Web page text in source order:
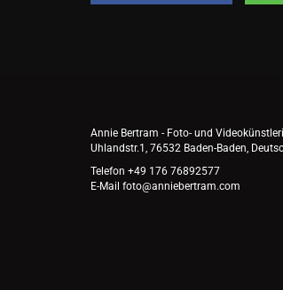
Annie Bertram - Foto- und
Uhlandstr.1, 76532 Baden-Baden,
Telefon +49 176 76892577
E-Mail foto@anniebertram.com